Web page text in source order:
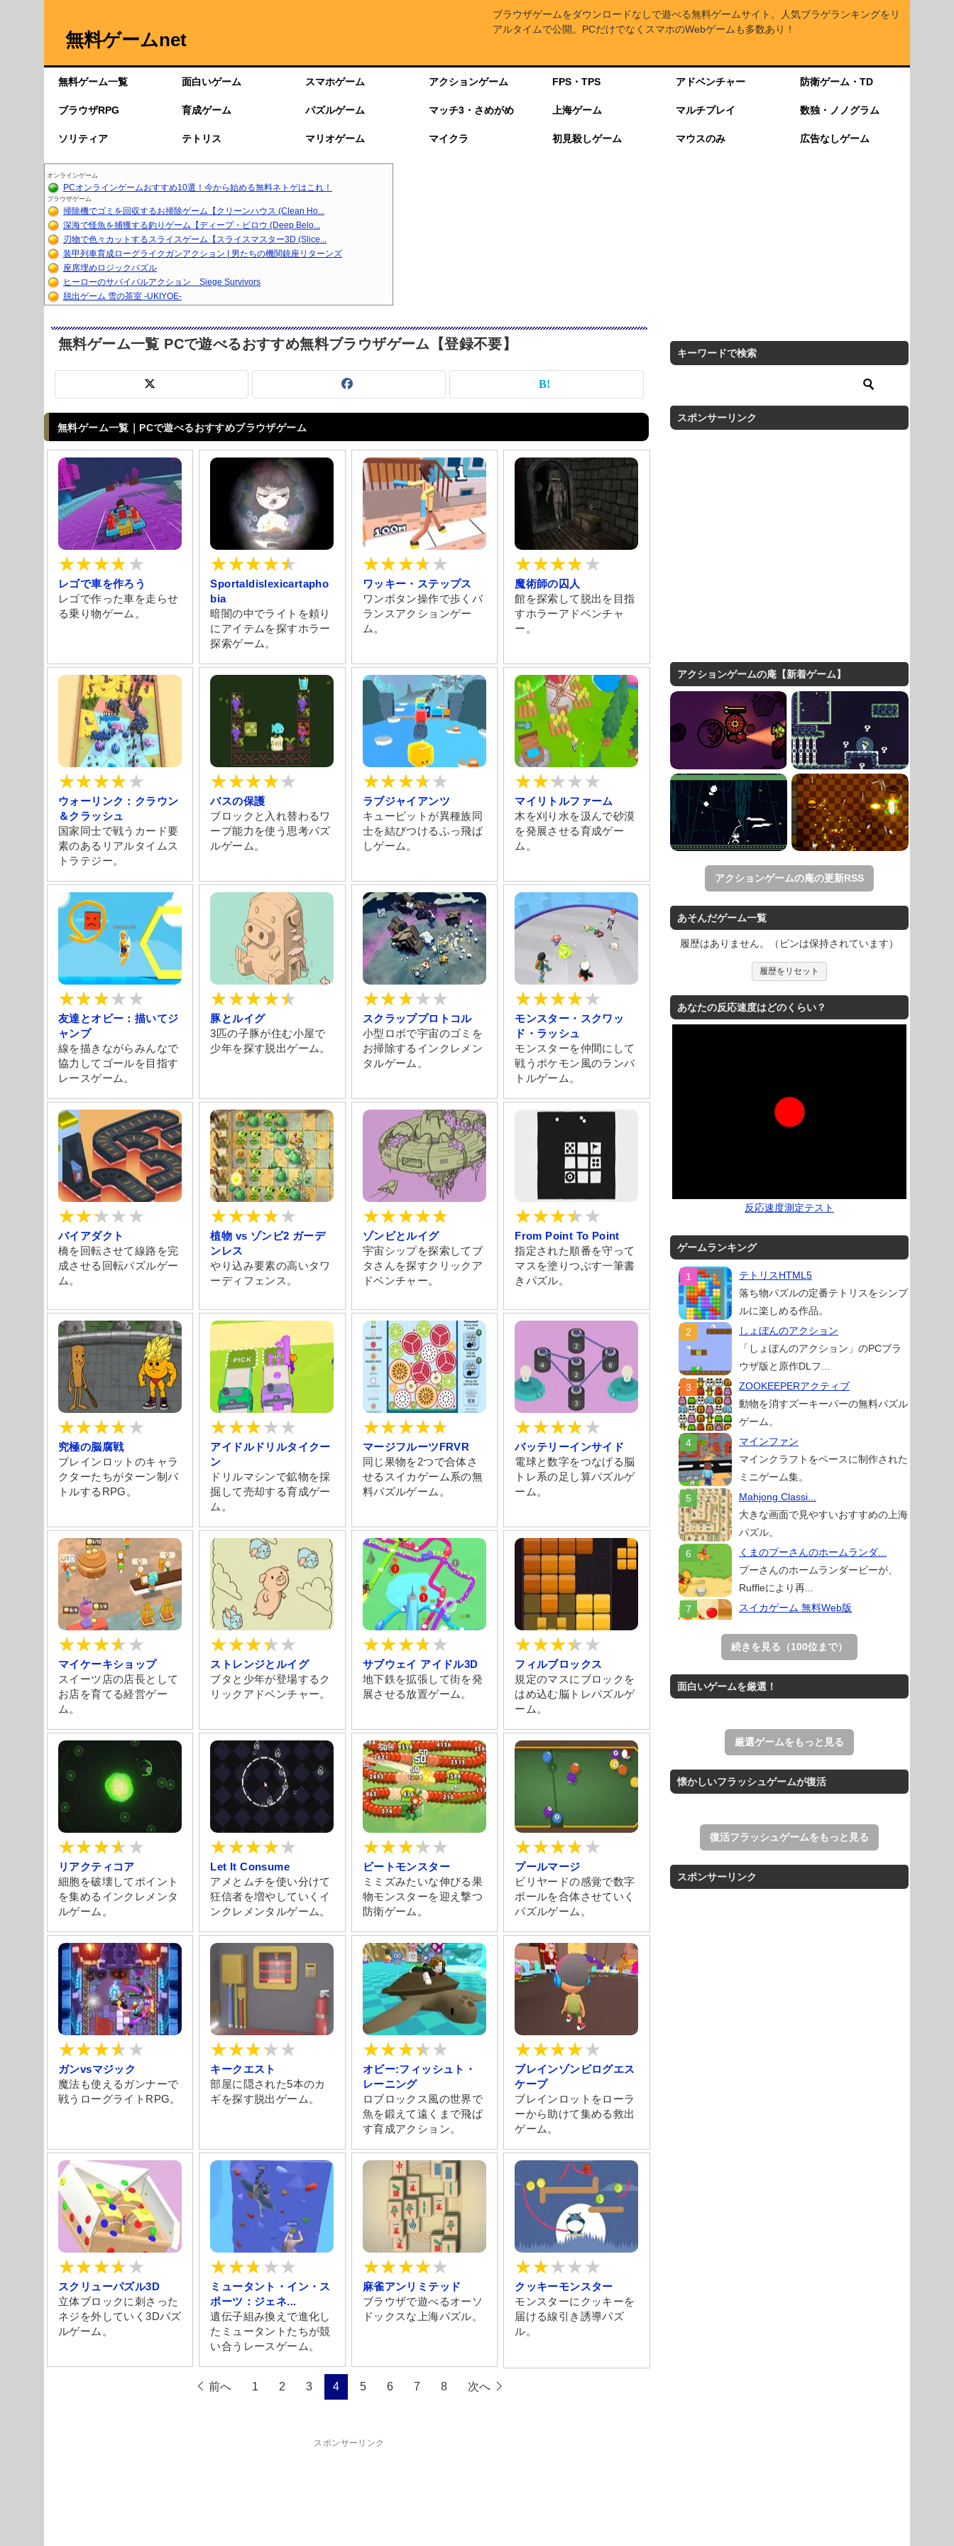
無料ゲームnet
ブラウザゲームをダウンロードなしで遊べる無料ゲームサイト。人気ブラゲランキングをリ
アルタイムで公開。PCだけでなくスマホのWebゲームも多数あり！
無料ゲーム一覧 面白いゲーム スマホゲーム アクションゲーム FPS・TPS アドベンチャー 防衛ゲーム・TD
ブラウザRPG 育成ゲーム パズルゲーム マッチ3・さめがめ 上海ゲーム マルチプレイ 数独・ノノグラム
ソリティア テトリス マリオゲーム マイクラ 初見殺しゲーム マウスのみ 広告なしゲーム
オンラインゲーム
PCオンラインゲームおすすめ10選！今から始める無料ネトゲはこれ！
ブラウザゲーム
掃除機でゴミを回収するお掃除ゲーム【クリーンハウス (Clean Ho...
深海で怪魚を捕獲する釣りゲーム【ディープ・ビロウ (Deep Belo...
刃物で色々カットするスライスゲーム【スライスマスター3D (Slice...
装甲列車育成ローグライクガンアクション | 男たちの機関銃座リターンズ
座席埋めロジックパズル
ヒーローのサバイバルアクション Siege Survivors
脱出ゲーム 雪の茶室 -UKIYOE-
無料ゲーム一覧 PCで遊べるおすすめ無料ブラウザゲーム【登録不要】
無料ゲーム一覧｜PCで遊べるおすすめブラウザゲーム
レゴで車を作ろう
レゴで作った車を走らせ
る乗り物ゲーム。
Sportaldislexicartapho
bia
暗闇の中でライトを頼り
にアイテムを探すホラー
探索ゲーム。
ワッキー・ステップス
ワンボタン操作で歩くバ
ランスアクションゲー
ム。
魔術師の囚人
館を探索して脱出を目指
すホラーアドベンチャ
ー。
ウォーリンク：クラウン
＆クラッシュ
国家同士で戦うカード要
素のあるリアルタイムス
トラテジー。
バスの保護
ブロックと入れ替わるワ
ープ能力を使う思考パズ
ルゲーム。
ラブジャイアンツ
キューピットが異種族同
士を結びつけるふっ飛ば
しゲーム。
マイリトルファーム
木を刈り水を汲んで砂漠
を発展させる育成ゲー
ム。
友達とオビー：描いてジ
ャンプ
線を描きながらみんなで
協力してゴールを目指す
レースゲーム。
豚とルイグ
3匹の子豚が住む小屋で
少年を探す脱出ゲーム。
スクラッププロトコル
小型ロボで宇宙のゴミを
お掃除するインクレメン
タルゲーム。
モンスター・スクワッ
ド・ラッシュ
モンスターを仲間にして
戦うポケモン風のランバ
トルゲーム。
バイアダクト
橋を回転させて線路を完
成させる回転パズルゲー
ム。
植物 vs ゾンビ2 ガーデ
ンレス
やり込み要素の高いタワ
ーディフェンス。
ゾンビとルイグ
宇宙シップを探索してブ
タさんを探すクリックア
ドベンチャー。
From Point To Point
指定された順番を守って
マスを塗りつぶす一筆書
きパズル。
究極の脳腐戦
ブレインロットのキャラ
クターたちがターン制バ
トルするRPG。
アイドルドリルタイクー
ン
ドリルマシンで鉱物を採
掘して売却する育成ゲー
ム。
マージフルーツFRVR
同じ果物を2つで合体さ
せるスイカゲーム系の無
料パズルゲーム。
バッテリーインサイド
電球と数字をつなげる脳
トレ系の足し算パズルゲ
ーム。
マイケーキショップ
スイーツ店の店長として
お店を育てる経営ゲー
ム。
ストレンジとルイグ
ブタと少年が登場するク
リックアドベンチャー。
サブウェイ アイドル3D
地下鉄を拡張して街を発
展させる放置ゲーム。
フィルブロックス
規定のマスにブロックを
はめ込む脳トレパズルゲ
ーム。
リアクティコア
細胞を破壊してポイント
を集めるインクレメンタ
ルゲーム。
Let It Consume
アメとムチを使い分けて
狂信者を増やしていくイ
ンクレメンタルゲーム。
ビートモンスター
ミミズみたいな伸びる果
物モンスターを迎え撃つ
防衛ゲーム。
プールマージ
ビリヤードの感覚で数字
ボールを合体させていく
パズルゲーム。
ガンvsマジック
魔法も使えるガンナーで
戦うローグライトRPG。
キークエスト
部屋に隠された5本のカ
ギを探す脱出ゲーム。
オビー:フィッシュト・
レーニング
ロブロックス風の世界で
魚を鍛えて遠くまで飛ば
す育成アクション。
ブレインゾンビログエス
ケープ
ブレインロットをローラ
ーから助けて集める救出
ゲーム。
スクリューパズル3D
立体ブロックに刺さった
ネジを外していく3Dパズ
ルゲーム。
ミュータント・イン・ス
ポーツ：ジェネ...
遺伝子組み換えで進化し
たミュータントたちが競
い合うレースゲーム。
麻雀アンリミテッド
ブラウザで遊べるオーソ
ドックスな上海パズル。
クッキーモンスター
モンスターにクッキーを
届ける線引き誘導パズ
ル。
前へ 1 2 3 4 5 6 7 8 次へ
スポンサーリンク
キーワードで検索
スポンサーリンク
アクションゲームの庵【新着ゲーム】
アクションゲームの庵の更新RSS
あそんだゲーム一覧
履歴はありません。（ピンは保持されています）
履歴をリセット
あなたの反応速度はどのくらい？
反応速度測定テスト
ゲームランキング
テトリスHTML5
落ち物パズルの定番テトリスをシンプ
ルに楽しめる作品。
しょぼんのアクション
「しょぼんのアクション」のPCブラ
ウザ版と原作DLフ...
ZOOKEEPERアクティブ
動物を消すズーキーパーの無料パズル
ゲーム。
マインファン
マインクラフトをベースに制作された
ミニゲーム集。
Mahjong Classi...
大きな画面で見やすいおすすめの上海
パズル。
くまのプーさんのホームランダ...
プーさんのホームランダービーが、
Ruffleにより再...
スイカゲーム 無料Web版
無料Web版。
アローアウト
すべての矢印を画面外へ導くパズルゲ
ーム。
ホールを巨大に育成する落とし穴ゲー
ム。
THE MERGEST KI...
王国を構築していく放置系のシミュレ
続きを見る（100位まで）
面白いゲームを厳選！
厳選ゲームをもっと見る
懐かしいフラッシュゲームが復活
復活フラッシュゲームをもっと見る
スポンサーリンク